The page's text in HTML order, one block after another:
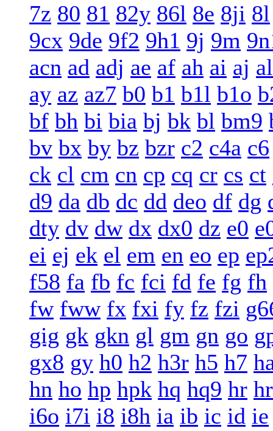
7z 80 81 82y 86l 8e 8ji 8l
9cx 9de 9f2 9h1 9j 9m
acn ad adj ae af ah ai aj al
ay az az7 b0 b1 b1l b1o
bf bh bi bia bj bk bl bm9
bv bx by bz bzr c2 c4a c6
ck cl cm cn cp cq cr cs ct
d9 da db dc dd deo df dg
dty dv dw dx dx0 dz e0
ei ej ek el em en eo ep
f58 fa fb fc fci fd fe fg fh
fw fww fx fxi fy fz fzi
gig gk gkn gl gm gn go
gx8 gy h0 h2 h3r h5 h7
hn ho hp hpk hq hq9 hr
i6o i7i i8 i8h ia ib ic id ie